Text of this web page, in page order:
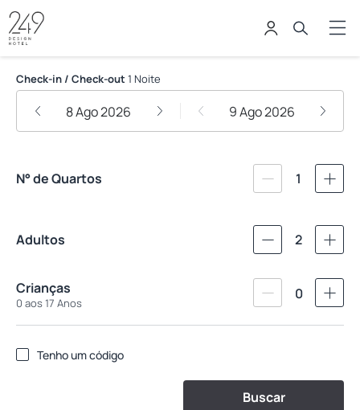
249 Design Hotel
Check-in / Check-out 1 Noite
8 Ago 2026 9 Ago 2026
N° de Quartos 1
Adultos 2
Crianças
0 aos 17 Anos
0
Tenho um código
Buscar